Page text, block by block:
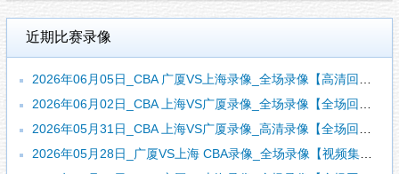
近期比赛录像
2026年06月05日_CBA 广厦VS上海录像_全场录像【高清回放】
2026年06月02日_CBA 上海VS广厦录像_全场录像【全场回放】
2026年05月31日_CBA 上海VS广厦录像_高清录像【全场回放】
2026年05月28日_广厦VS上海 CBA录像_全场录像【视频集锦】